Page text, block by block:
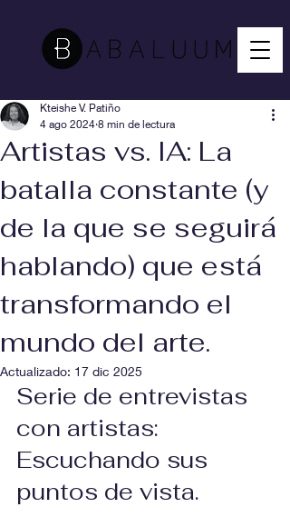
Artistas vs. IA: La
batalla constante (y
de la que se seguirá
hablando) que está
transformando el
mundo del arte.
Kteishe V. Patiño
4 ago 2024 8 min de lectura
Actualizado: 17 dic 2025
Serie de entrevistas
con artistas:
Escuchando sus
puntos de vista.